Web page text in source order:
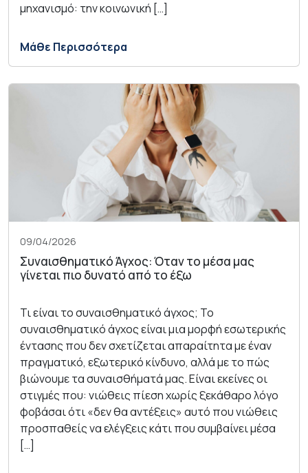
μηχανισμό: την κοινωνική […]
Μάθε Περισσότερα
09/04/2026
Συναισθηματικό Άγχος: Όταν το μέσα μας
γίνεται πιο δυνατό από το έξω
Τι είναι το συναισθηματικό άγχος; Το
συναισθηματικό άγχος είναι μια μορφή εσωτερικής
έντασης που δεν σχετίζεται απαραίτητα με έναν
πραγματικό, εξωτερικό κίνδυνο, αλλά με το πώς
βιώνουμε τα συναισθήματά μας. Είναι εκείνες οι
στιγμές που: νιώθεις πίεση χωρίς ξεκάθαρο λόγο
φοβάσαι ότι «δεν θα αντέξεις» αυτό που νιώθεις
προσπαθείς να ελέγξεις κάτι που συμβαίνει μέσα
[…]